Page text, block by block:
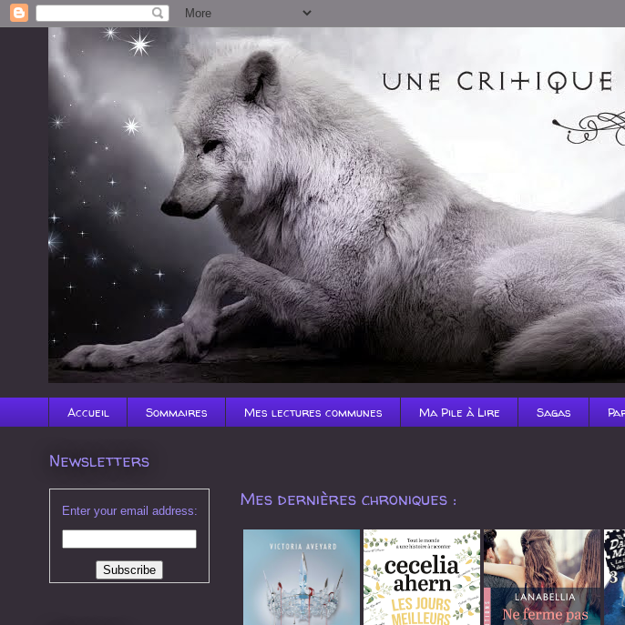
Accueil Sommaires Mes lectures communes Ma Pile à Lire Sagas
Mes dernières chroniques :
Newsletters
Enter your email address: